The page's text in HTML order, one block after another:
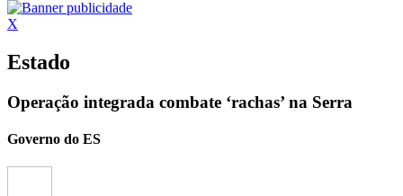
X
Estado
Operação integrada combate ‘rachas’ na Serra
Governo do ES